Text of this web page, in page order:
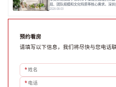
段、团队规模和文化特质等核心需求。深
新活力强，前海具政策优势。除传统写字
款。选址是综合性战略决策，旨在让办公
2026-08-03
预约看房
请填写以下信息，我们将尽快与您电话联
*姓名
* 电话